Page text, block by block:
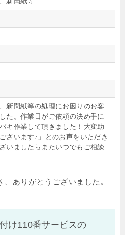
新聞紙等の処理にお困りのお客
た。作業日がご依頼の決め手に
キ作業して頂きました！大変助
ざいます♪」とのお声をいただき
いましたらまたいつでもご相談
ありがとうございました。
け110番サービスの